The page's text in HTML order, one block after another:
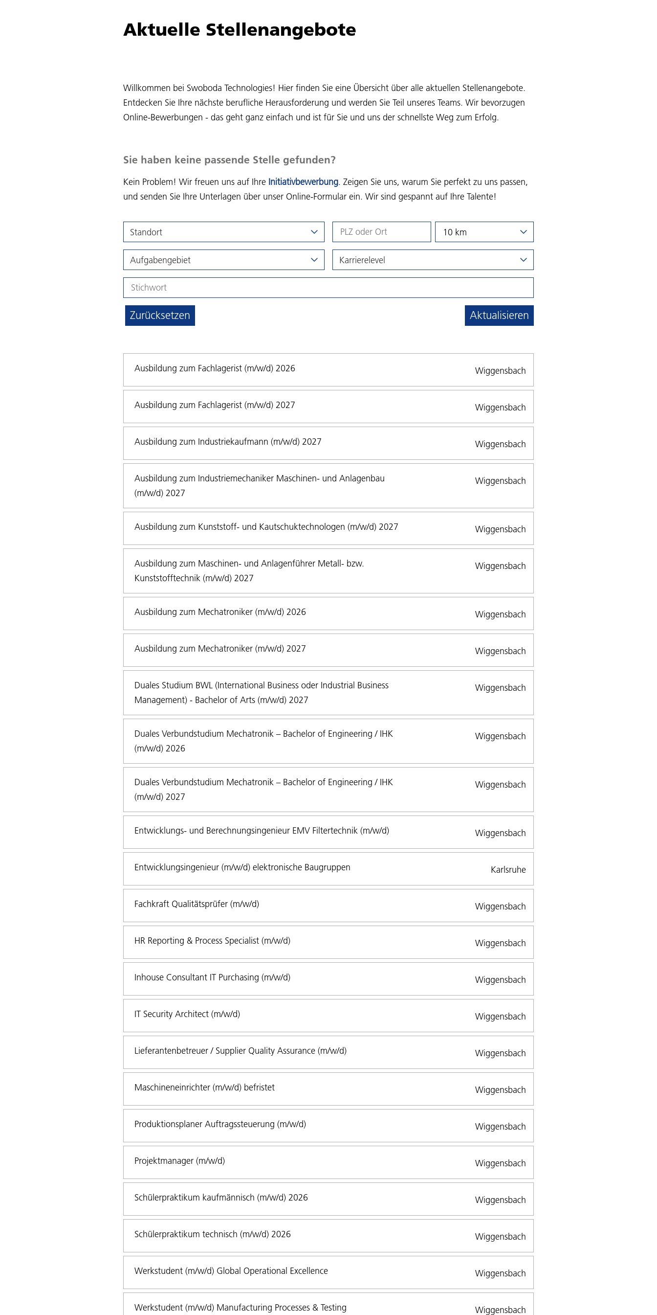
Aktuelle Stellenangebote
Willkommen bei Swoboda Technologies! Hier finden Sie eine Übersicht über alle aktuellen Stellenangebote.
Entdecken Sie Ihre nächste berufliche Herausforderung und werden Sie Teil unseres Teams. Wir bevorzugen
Online-Bewerbungen - das geht ganz einfach und ist für Sie und uns der schnellste Weg zum Erfolg.
Sie haben keine passende Stelle gefunden?
Kein Problem! Wir freuen uns auf Ihre Initiativbewerbung. Zeigen Sie uns, warum Sie perfekt zu uns passen,
und senden Sie Ihre Unterlagen über unser Online-Formular ein. Wir sind gespannt auf Ihre Talente!
Standort 10 km
Aufgabengebiet Karrierelevel
Zurücksetzen Aktualisieren
Ausbildung zum Fachlagerist (m/w/d) 2026 Wiggensbach
Ausbildung zum Fachlagerist (m/w/d) 2027 Wiggensbach
Ausbildung zum Industriekaufmann (m/w/d) 2027 Wiggensbach
Ausbildung zum Industriemechaniker Maschinen- und Anlagenbau
(m/w/d) 2027
Wiggensbach
Ausbildung zum Kunststoff- und Kautschuktechnologen (m/w/d) 2027 Wiggensbach
Ausbildung zum Maschinen- und Anlagenführer Metall- bzw.
Kunststofftechnik (m/w/d) 2027
Wiggensbach
Ausbildung zum Mechatroniker (m/w/d) 2026 Wiggensbach
Ausbildung zum Mechatroniker (m/w/d) 2027 Wiggensbach
Duales Studium BWL (International Business oder Industrial Business
Management) - Bachelor of Arts (m/w/d) 2027
Wiggensbach
Duales Verbundstudium Mechatronik – Bachelor of Engineering / IHK
(m/w/d) 2026
Wiggensbach
Duales Verbundstudium Mechatronik – Bachelor of Engineering / IHK
(m/w/d) 2027
Wiggensbach
Entwicklungs- und Berechnungsingenieur EMV Filtertechnik (m/w/d) Wiggensbach
Entwicklungsingenieur (m/w/d) elektronische Baugruppen Karlsruhe
Fachkraft Qualitätsprüfer (m/w/d) Wiggensbach
HR Reporting & Process Specialist (m/w/d) Wiggensbach
Inhouse Consultant IT Purchasing (m/w/d) Wiggensbach
IT Security Architect (m/w/d) Wiggensbach
Lieferantenbetreuer / Supplier Quality Assurance (m/w/d) Wiggensbach
Maschineneinrichter (m/w/d) befristet Wiggensbach
Produktionsplaner Auftragssteuerung (m/w/d) Wiggensbach
Projektmanager (m/w/d) Wiggensbach
Schülerpraktikum kaufmännisch (m/w/d) 2026 Wiggensbach
Schülerpraktikum technisch (m/w/d) 2026 Wiggensbach
Werkstudent (m/w/d) Global Operational Excellence Wiggensbach
Werkstudent (m/w/d) Manufacturing Processes & Testing Wiggensbach